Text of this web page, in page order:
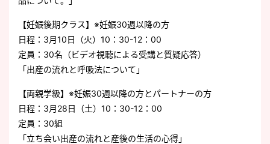
【妊娠後期クラス】※妊娠30週以降の方
日程：3月10日（火）10：30-12：00
定員：30名（ビデオ視聴による受講と質疑応答）
「出産の流れと呼吸法について」
【両親学級】※妊娠30週以降の方とパートナーの方
日程：3月28日（土）10：30-12：00
定員：30組
「立ち会い出産の流れと産後の生活の心得」